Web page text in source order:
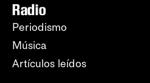
Radio
Periodismo
Música
Artículos leídos